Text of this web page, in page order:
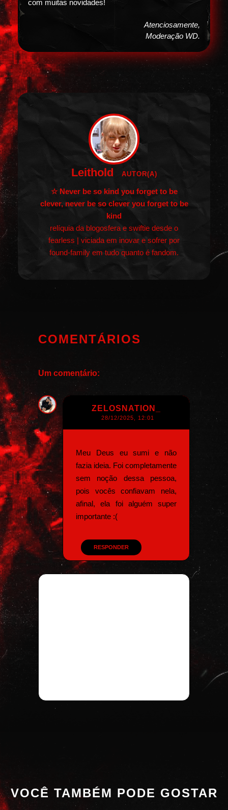
com muitas novidades!
Atenciosamente,
Moderação WD.
Leithold AUTOR(A)
☆ Never be so kind you forget to be
clever, never be so clever you forget to be
kind
relíquia da blogosfera e swiftie desde o
fearless | viciada em inovar e sofrer por
found-family em tudo quanto é fandom.
COMENTÁRIOS
Um comentário:
ZELOSNATION_
28/12/2025, 12:01
Meu Deus eu sumi e não
fazia ideia. Foi completamente
sem noção dessa pessoa,
pois vocês confiavam nela,
afinal, ela foi alguém super
importante :(
RESPONDER
VOCÊ TAMBÉM PODE GOSTAR